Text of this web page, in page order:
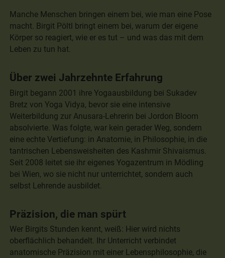
Manche Menschen bringen einem bei, wie man eine Pose
macht. Birgit Pöltl bringt einem bei, warum der eigene
Körper so reagiert, wie er es tut – und was das mit dem
Leben zu tun hat.
Über zwei Jahrzehnte Erfahrung
Birgit begann 2001 ihre Yogaausbildung bei Sukadev
Bretz von Yoga Vidya, bevor sie eine intensive
Weiterbildung zur Anusara-Lehrerin bei Jordon Bloom
absolvierte. Was folgte, war kein gerader Weg, sondern
eine echte Vertiefung: in Anatomie, in Philosophie, in die
tantrischen Lebensweisheiten des Kashmir Shivaismus.
Seit 2008 leitet sie ihr eigenes Yogazentrum in Mödling
bei Wien, wo sie nicht nur unterrichtet, sondern auch
selbst Lehrende ausbildet.
Präzision, die man spürt
Wer Birgits Stunden kennt, weiß: Hier wird nichts
oberflächlich behandelt. Ihr Unterricht verbindet
anatomische Präzision mit einer Lebensphilosophie, die